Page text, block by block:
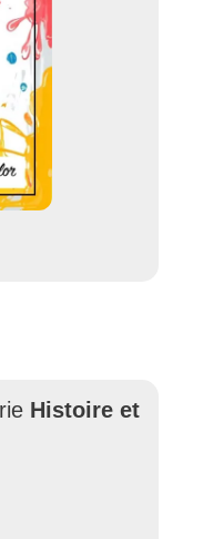
Histoire et